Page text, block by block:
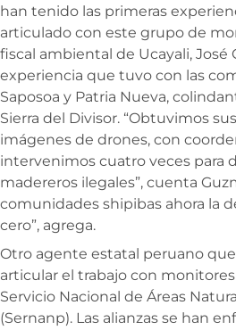
han tenido las primeras
articulado con este grupo de
fiscal ambiental de Ucayali, José
experiencia que tuvo con las
Saposoa y Patria Nueva,
Sierra del Divisor. “Obtuvimos
imágenes de drones, con
intervenimos cuatro veces para
madereros ilegales”, cuenta
comunidades shipibas ahora la
cero”, agrega.
Otro agente estatal peruano
articular el trabajo con monitores
Servicio Nacional de Áreas
(Sernanp). Las alianzas se han